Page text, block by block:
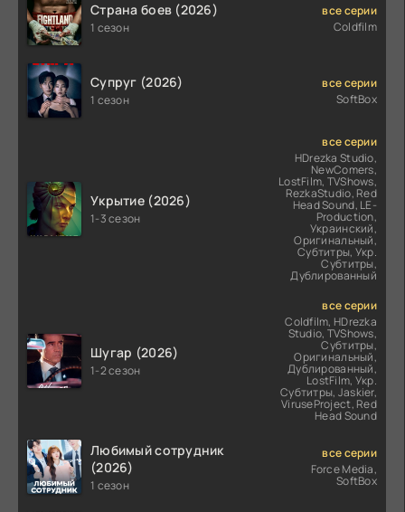
Страна боев (2026)
1 сезон
все серии
Coldfilm
Супруг (2026)
1 сезон
все серии
SoftBox
Укрытие (2026)
1-3 сезон
все серии
HDrezka Studio,
NewComers,
LostFilm, TVShows,
RezkaStudio, Red
Head Sound, LE-
Production,
Украинский,
Оригинальный,
Субтитры, Укр.
Субтитры,
Дублированный
Шугар (2026)
1-2 сезон
все серии
Coldfilm, HDrezka
Studio, TVShows,
Субтитры,
Оригинальный,
Дублированный,
LostFilm, Укр.
Субтитры, Jaskier,
ViruseProject, Red
Head Sound
Любимый сотрудник
(2026)
1 сезон
все серии
Force Media,
SoftBox